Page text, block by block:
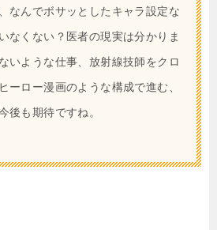
なんでボサッとしたキャラ設定な
なくない？医者の現実は分かりま
いような仕事、放射線技師をクロ
ーロー漫画のような構成で進む、
後も期待ですね。